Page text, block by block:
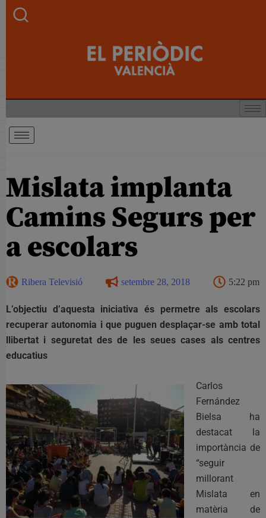
Mislata implanta
Camins Segurs per
a escolars
Ribera Televisió setembre 28, 2018 5:22 pm
L’objectiu d’aquesta iniciativa és permetre als escolars
recuperar autonomia i que puguen desplaçar-se amb total
llibertat i seguretat des de les seues cases als centres
educatius
Carlos
Fernández
Bielsa ha
destacat la
importància de
“seguir
millorant
Mislata en
matèria de